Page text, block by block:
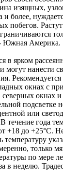
изящных,
и более,
побегов.
Южная Америка.
в ярком
могут нанести
окнах с
окнах и
подсветке
или
течение года
+18 до +25°С.
только
по мере
в неделю.